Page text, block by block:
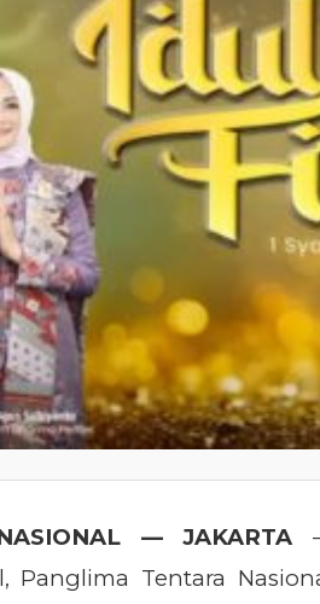
— JAKARTA
Panglima Tentara